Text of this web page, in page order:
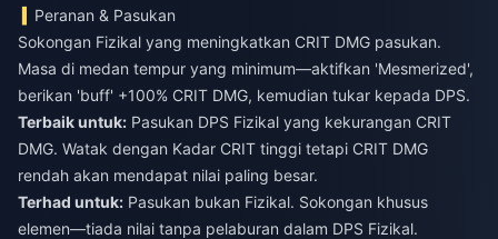
Peranan & Pasukan
Sokongan Fizikal yang meningkatkan CRIT DMG pasukan.
Masa di medan tempur yang minimum—aktifkan 'Mesmerized',
berikan 'buff' +100% CRIT DMG, kemudian tukar kepada DPS.
Terbaik untuk: Pasukan DPS Fizikal yang kekurangan CRIT
DMG. Watak dengan Kadar CRIT tinggi tetapi CRIT DMG
rendah akan mendapat nilai paling besar.
Terhad untuk: Pasukan bukan Fizikal. Sokongan khusus
elemen—tiada nilai tanpa pelaburan dalam DPS Fizikal.